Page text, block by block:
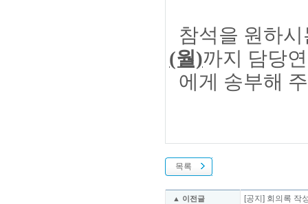
참석을 원하
(월)까지 담당
에게 송부해
목록
▲ 이전글 [공지] 회의록 작